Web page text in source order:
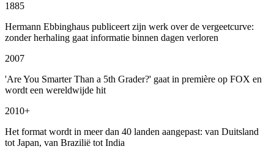
1885
Hermann Ebbinghaus publiceert zijn werk over de vergeetcurve:
zonder herhaling gaat informatie binnen dagen verloren
2007
'Are You Smarter Than a 5th Grader?' gaat in première op FOX en
wordt een wereldwijde hit
2010+
Het format wordt in meer dan 40 landen aangepast: van Duitsland
tot Japan, van Brazilië tot India